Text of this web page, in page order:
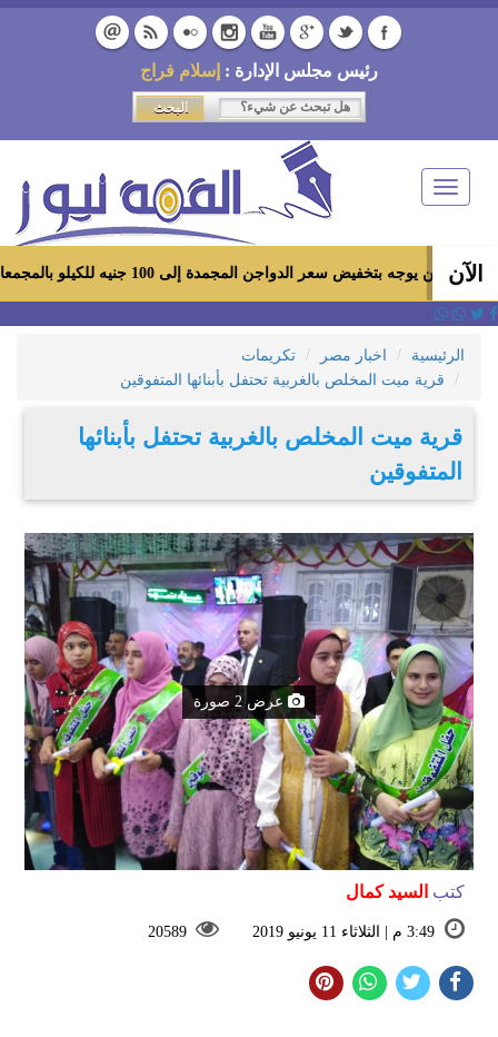
رئيس مجلس الإدارة : إسلام فراج
Toggle
navigation
الآن
بتخفيض سعر الدواجن المجمدة إلى 100 جنيه للكيلو بالمجمعات الاستهلاكية ومعارض «أهلاً رمضان»
الرئيسية اخبار مصر
تكريمات
قرية ميت المخلص بالغربية تحتفل بأبنائها المتفوقين
قرية ميت المخلص بالغربية تحتفل بأبنائها
المتفوقين
عرض 2 صورة
كتب السيد كمال
3:49 م | الثلاثاء 11 يونيو 2019 20589